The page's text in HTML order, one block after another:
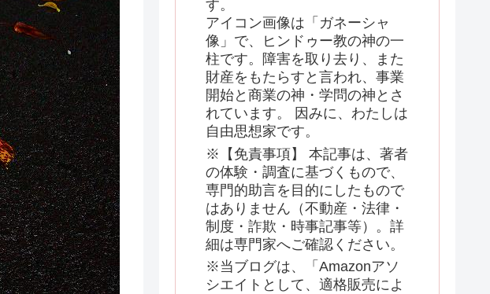
す。
アイコン画像は「ガネーシャ
像」で、ヒンドゥー教の神の一
柱です。障害を取り去り、また
財産をもたらすと言われ、事業
開始と商業の神・学問の神とさ
れています。 因みに、わたしは
自由思想家です。
※【免責事項】 本記事は、著者
の体験・調査に基づくもので、
専門的助言を目的にしたもので
はありません（不動産・法律・
制度・詐欺・時事記事等）。詳
細は専門家へご確認ください。
※当ブログは、「Amazonアソ
シエイトとして、適格販売によ